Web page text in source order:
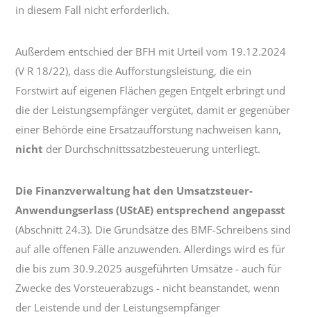
in diesem Fall nicht erforderlich.
Außerdem entschied der BFH mit Urteil vom 19.12.2024
(V R 18/22), dass die Aufforstungsleistung, die ein
Forstwirt auf eigenen Flächen gegen Entgelt erbringt und
die der Leistungsempfänger vergütet, damit er gegenüber
einer Behörde eine Ersatzaufforstung nachweisen kann,
nicht der Durchschnittssatzbesteuerung unterliegt.
Die Finanzverwaltung hat den Umsatzsteuer-
Anwendungserlass (UStAE) entsprechend angepasst
(Abschnitt 24.3). Die Grundsätze des BMF-Schreibens sind
auf alle offenen Fälle anzuwenden. Allerdings wird es für
die bis zum 30.9.2025 ausgeführten Umsätze - auch für
Zwecke des Vorsteuerabzugs - nicht beanstandet, wenn
der Leistende und der Leistungsempfänger